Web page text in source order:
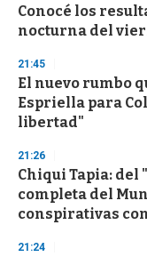
Conocé los
nocturna del
21:45
El nuevo rumbo
Espriella para
libertad"
21:26
Chiqui Tapia: del
completa del
conspirativas
21:24